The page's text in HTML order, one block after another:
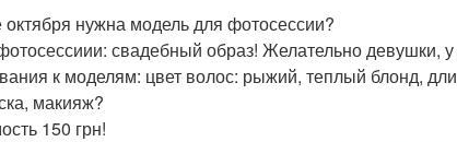
нужна модель для фотосессии?
свадебный образ! Желательно девушки,
к моделям: цвет волос: рыжий, теплый блонд,
макияж?
150 грн!